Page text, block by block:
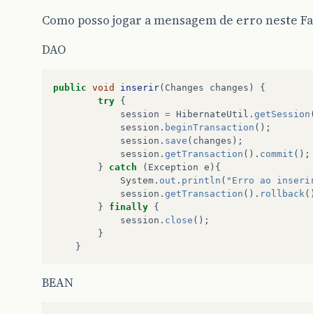
Como posso jogar a mensagem de erro neste
DAO
public void inserir( Changes changes )
{
try {
session = HibernateUtil . getSession
session . beginTransaction ();
session . save ( changes );
session . getTransaction (). commit ();
}
catch ( Exception e ){
System . out . println ( "Erro ao
session . getTransaction (). rollback
}
finally {
session . close ();
}
}
BEAN